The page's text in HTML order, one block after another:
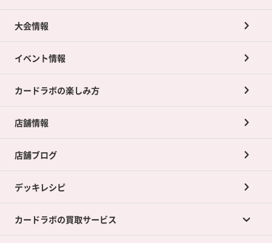
大会情報
イベント情報
カードラボの楽しみ方
店舗情報
店舗ブログ
デッキレシピ
カードラボの買取サービス